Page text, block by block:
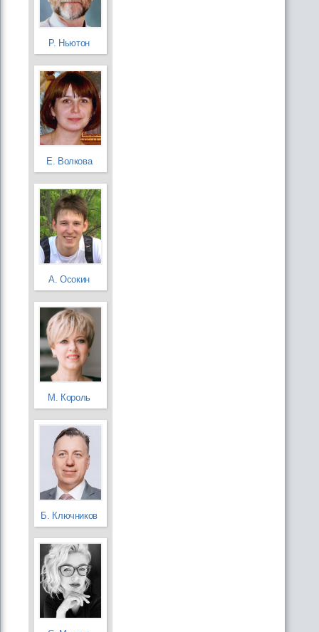
Р. Ньютон
Е. Волкова
А. Осокин
М. Король
Б. Ключников